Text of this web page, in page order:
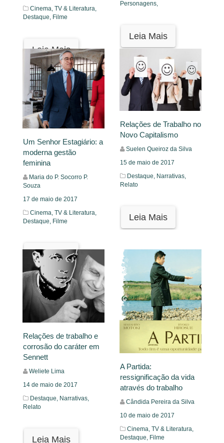
Cinema, TV & Literatura,
Destaque, Filme
Leia Mais
Personagens,
Leia Mais
Um Senhor Estagiário: a
moderna gestão
feminina
Maria do P. Socorro P.
Souza
17 de maio de 2017
Cinema, TV & Literatura,
Destaque, Filme
Leia Mais
Relações de Trabalho no
Novo Capitalismo
Suelen Queiroz da Silva
15 de maio de 2017
Destaque, Narrativas,
Relato
Leia Mais
Relações de trabalho e
corrosão do caráter em
Sennett
Weliete Lima
14 de maio de 2017
Destaque, Narrativas,
Relato
Leia Mais
A Partida:
ressignificação da vida
através do trabalho
Cândida Pereira da Silva
10 de maio de 2017
Cinema, TV & Literatura,
Destaque, Filme